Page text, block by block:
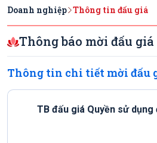
Doanh nghiệp Thông tin đấu giá
Thông báo mời đấu giá
Thông tin chi tiết mời đấu
TB đấu giá Quyền sử